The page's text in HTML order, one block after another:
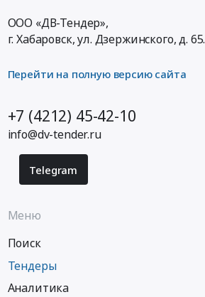
ООО «ДВ-Тендер»,
г. Хабаровск,ул. Дзержинского, д. 65.
Перейти на полную версию сайта
+7 (4212) 45-42-10
info@dv-tender.ru
Telegram
Меню
Поиск
Тендеры
Аналитика